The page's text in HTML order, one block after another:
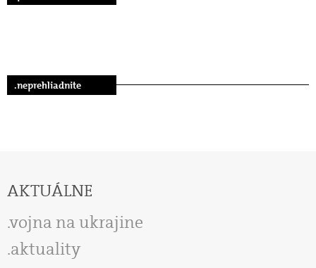
.neprehliadnite
AKTUÁLNE
vojna na ukrajine
aktuality